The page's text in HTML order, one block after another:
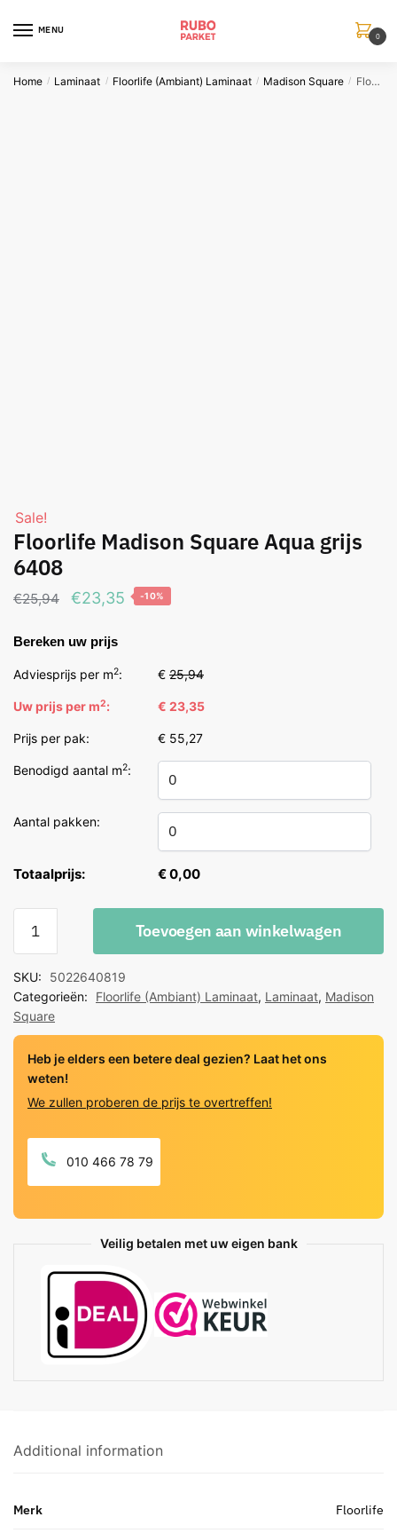
MENU
0
Home / Laminaat / Floorlife (Ambiant) Laminaat / Madison Square / Floorlife Madison Square Aqua grijs 6408
Sale!
Floorlife Madison Square Aqua grijs
6408
€25,94
Oorspronkelijke
was:
€25,94.
€23,35 Huidige
€23,35.
-10%
Bereken uw prijs
Adviesprijs per m2: € 25,94
Uw prijs per m2: € 23,35
Prijs per pak: € 55,27
Benodigd aantal m2:
Aantal pakken:
Totaalprijs: € 0,00
Madison
Aqua
grijs
6408
quantity
Toevoegen aan winkelwagen
SKU:
5022640819
Categorieën:
Floorlife (Ambiant) Laminaat, Laminaat, Madison
Square
Heb je elders een betere deal gezien? Laat het ons
weten!
We zullen proberen de prijs te overtreffen!
010 466 78 79
Veilig betalen met uw eigen bank
Additional information
Merk Floorlife